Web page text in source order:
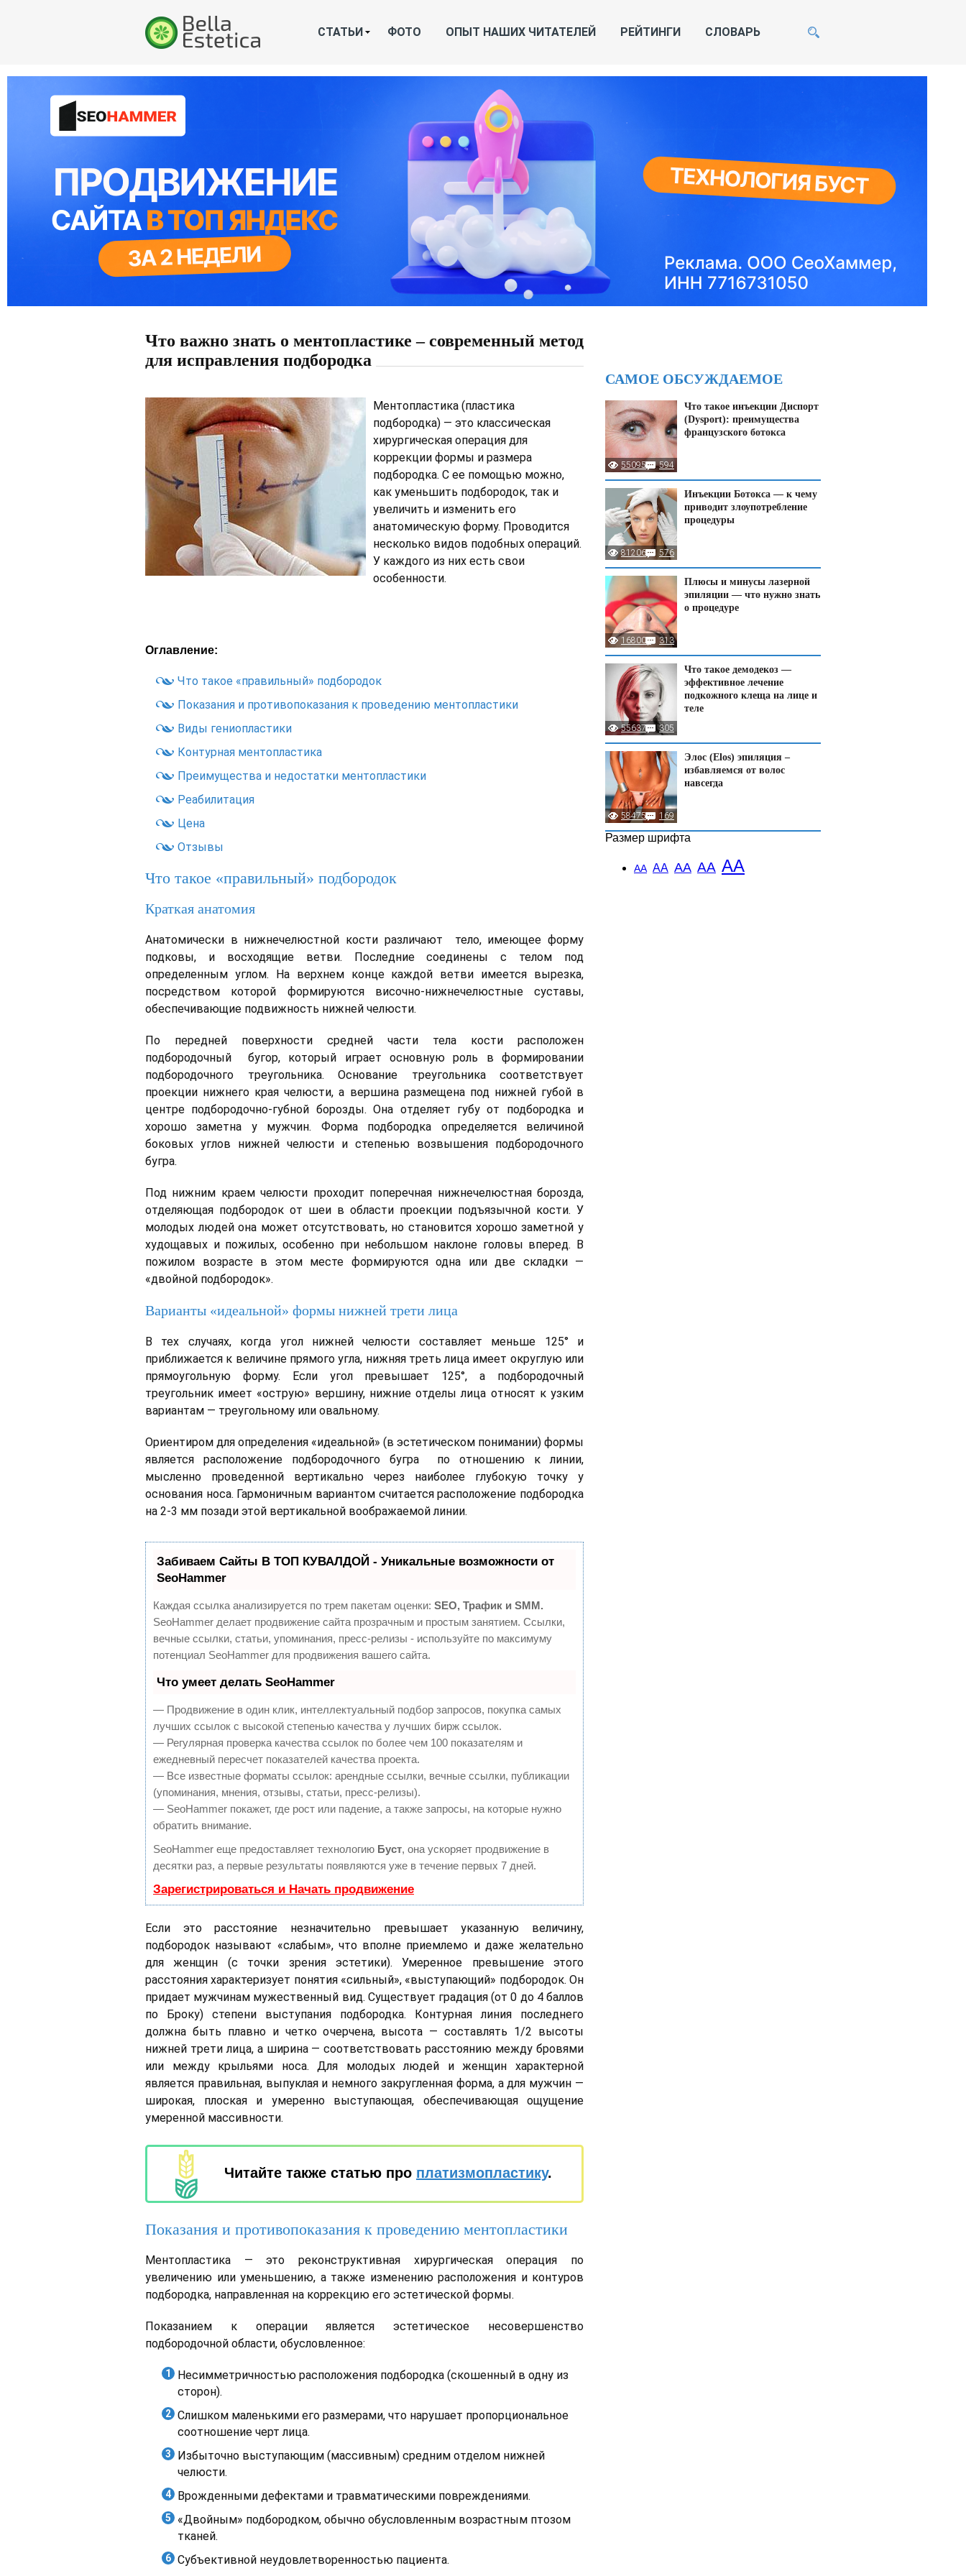
СТАТЬИ ФОТО ОПЫТ НАШИХ ЧИТАТЕЛЕЙ РЕЙТИНГИ СЛОВАРЬ
Что важно знать о ментопластике – современный метод
для исправления подбородка
Ментопластика (пластика
подбородка) — это классическая
хирургическая операция для
коррекции формы и размера
подбородка. С ее помощью можно,
как уменьшить подбородок, так и
увеличить и изменить его
анатомическую форму. Проводится
несколько видов подобных операций.
У каждого из них есть свои
особенности.
Оглавление:
Что такое «правильный» подбородок
Показания и противопоказания к проведению ментопластики
Виды гениопластики
Контурная ментопластика
Преимущества и недостатки ментопластики
Реабилитация
Цена
Отзывы
Что такое «правильный» подбородок
Краткая анатомия
Анатомически в нижнечелюстной кости различают тело, имеющее форму
подковы, и восходящие ветви. Последние соединены с телом под
определенным углом. На верхнем конце каждой ветви имеется вырезка,
посредством которой формируются височно-нижнечелюстные суставы,
обеспечивающие подвижность нижней челюсти.
По передней поверхности средней части тела кости расположен
подбородочный бугор, который играет основную роль в формировании
подбородочного треугольника. Основание треугольника соответствует
проекции нижнего края челюсти, а вершина размещена под нижней губой в
центре подбородочно-губной борозды. Она отделяет губу от подбородка и
хорошо заметна у мужчин. Форма подбородка определяется величиной
боковых углов нижней челюсти и степенью возвышения подбородочного
бугра.
Под нижним краем челюсти проходит поперечная нижнечелюстная борозда,
отделяющая подбородок от шеи в области проекции подъязычной кости. У
молодых людей она может отсутствовать, но становится хорошо заметной у
худощавых и пожилых, особенно при небольшом наклоне головы вперед. В
пожилом возрасте в этом месте формируются одна или две складки —
«двойной подбородок».
Варианты «идеальной» формы нижней трети лица
В тех случаях, когда угол нижней челюсти составляет меньше 125° и
приближается к величине прямого угла, нижняя треть лица имеет округлую или
прямоугольную форму. Если угол превышает 125°, а подбородочный
треугольник имеет «острую» вершину, нижние отделы лица относят к узким
вариантам — треугольному или овальному.
Ориентиром для определения «идеальной» (в эстетическом понимании) формы
является расположение подбородочного бугра по отношению к линии,
мысленно проведенной вертикально через наиболее глубокую точку у
основания носа. Гармоничным вариантом считается расположение подбородка
на 2-3 мм позади этой вертикальной воображаемой линии.
Забиваем Сайты В ТОП КУВАЛДОЙ - Уникальные возможности от
SeoHammer
Каждая ссылка анализируется по трем пакетам оценки: SEO, Трафик и SMM.
SeoHammer делает продвижение сайта прозрачным и простым занятием. Ссылки,
вечные ссылки, статьи, упоминания, пресс-релизы - используйте по максимуму
потенциал SeoHammer для продвижения вашего сайта.
Что умеет делать SeoHammer
— Продвижение в один клик, интеллектуальный подбор запросов, покупка самых
лучших ссылок с высокой степенью качества у лучших бирж ссылок.
— Регулярная проверка качества ссылок по более чем 100 показателям и
ежедневный пересчет показателей качества проекта.
— Все известные форматы ссылок: арендные ссылки, вечные ссылки, публикации
(упоминания, мнения, отзывы, статьи, пресс-релизы).
— SeoHammer покажет, где рост или падение, а также запросы, на которые нужно
обратить внимание.
SeoHammer еще предоставляет технологию Буст, она ускоряет продвижение в
десятки раз, а первые результаты появляются уже в течение первых 7 дней.
Зарегистрироваться и Начать продвижение
Если это расстояние незначительно превышает указанную величину,
подбородок называют «слабым», что вполне приемлемо и даже желательно
для женщин (с точки зрения эстетики). Умеренное превышение этого
расстояния характеризует понятия «сильный», «выступающий» подбородок. Он
придает мужчинам мужественный вид. Существует градация (от 0 до 4 баллов
по Броку) степени выступания подбородка. Контурная линия последнего
должна быть плавно и четко очерчена, высота — составлять 1/2 высоты
нижней трети лица, а ширина — соответствовать расстоянию между бровями
или между крыльями носа. Для молодых людей и женщин характерной
является правильная, выпуклая и немного закругленная форма, а для мужчин —
широкая, плоская и умеренно выступающая, обеспечивающая ощущение
умеренной массивности.
Читайте также статью про платизмопластику.
Показания и противопоказания к проведению ментопластики
Ментопластика — это реконструктивная хирургическая операция по
увеличению или уменьшению, а также изменению расположения и контуров
подбородка, направленная на коррекцию его эстетической формы.
Показанием к операции является эстетическое несовершенство
подбородочной области, обусловленное:
Несимметричностью расположения подбородка (скошенный в одну из
сторон).
Слишком маленькими его размерами, что нарушает пропорциональное
соотношение черт лица.
Избыточно выступающим (массивным) средним отделом нижней
челюсти.
Врожденными дефектами и травматическими повреждениями.
«Двойным» подбородком, обычно обусловленным возрастным птозом
тканей.
Субъективной неудовлетворенностью пациента.
САМОЕ ОБСУЖДАЕМОЕ
55095 594
Что такое инъекции Диспорт
(Dysport): преимущества
французского ботокса
81206 576
Инъекции Ботокса — к чему
приводит злоупотребление
процедуры
168007 313
Плюсы и минусы лазерной
эпиляции — что нужно знать
о процедуре
55637 305
Что такое демодекоз —
эффективное лечение
подкожного клеща на лице и
теле
58475 169
Элос (Elos) эпиляция –
избавляемся от волос
навсегда
Размер шрифта
АА АА АА АА АА